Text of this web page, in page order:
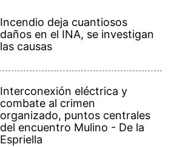
Incendio deja cuantiosos
daños en el INA, se investigan
las causas
Interconexión eléctrica y
combate al crimen
organizado, puntos centrales
del encuentro Mulino - De la
Espriella